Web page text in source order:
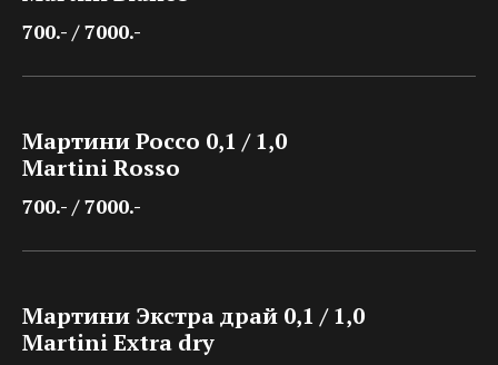
700.- / 7000.-
Мартини Россо 0,1 / 1,0
Martini Rosso
700.- / 7000.-
Мартини Экстра драй 0,1 / 1,0
Martini Extra dry